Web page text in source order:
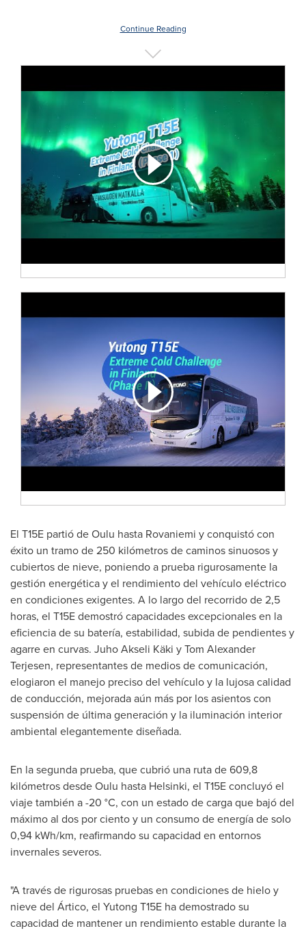
Continue Reading
El T15E partió de Oulu hasta Rovaniemi y conquistó con
éxito un tramo de 250 kilómetros de caminos sinuosos y
cubiertos de nieve, poniendo a prueba rigurosamente la
gestión energética y el rendimiento del vehículo eléctrico
en condiciones exigentes. A lo largo del recorrido de 2,5
horas, el T15E demostró capacidades excepcionales en la
eficiencia de su batería, estabilidad, subida de pendientes y
agarre en curvas. Juho Akseli Käki yTom Alexander
Terjesen, representantes de medios de comunicación,
elogiaron el manejo preciso del vehículo y la lujosa calidad
de conducción, mejorada aún más por los asientos con
suspensión de última generación y la iluminación interior
ambiental elegantemente diseñada.
En la segunda prueba, que cubrió una ruta de 609,8
kilómetros desde Oulu hasta Helsinki, el T15E concluyó el
viaje también a -20 °C, con un estado de carga que bajó del
máximo al dos por ciento y un consumo de energía de solo
0,94 kWh/km, reafirmando su capacidad en entornos
invernales severos.
"A través de rigurosas pruebas en condiciones de hielo y
nieve del Ártico, el Yutong T15E ha demostrado su
capacidad de mantener un rendimiento estable durante la